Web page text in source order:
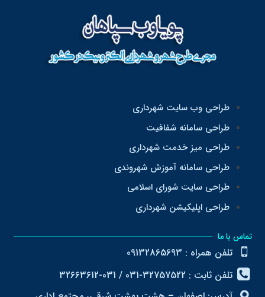
طراحی وب سایت شهرداری
طراحی سامانه شفافیت
طراحی میز خدمت شهرداری
طراحی سامانه آموزش شهروندی
طراحی سایت شورای اسلامی
طراحی اپلیکیشن شهرداری
تماس با ما
تلفن همراه : 09132865693
تلفن ثابت : 32757522-031 / 031-32663612